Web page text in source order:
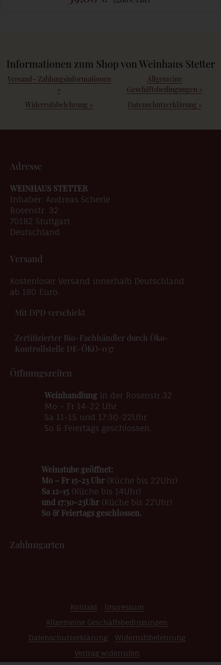
Informationen zum Shop von Weinhaus Stetter
Versand-/Zahlungsinformationen
»
Allgemeine
Geschäftsbedingungen »
Widerrufsbelehrung » Datenschutzerklärung »
Adresse
WEINHAUS STETTER
Inhaber: Andreas Scherle
Rosenstr. 32
70182 Stuttgart
Deutschland
Versand
Kostenloser Versand innerhalb Deutschland
ab 180 Euro.
Mit DPD verschickt
Zertifizierter Bio-Fachhändler durch Öko-
Kontrollstelle DE-ÖKO-037
Öffnungszeiten
Weinhandlungin der Rosenstr.32
Mo – Fr 14-22 Uhr
Sa 11-15 und 17:30-22Uhr
So & Feiertags geschlossen.
Weinstube geöffnet:
Mo – Fr 15-23 Uhr(Küche bis 22Uhr)
Sa 12-15(Küche bis 14Uhr)
und 17:30-23Uhr(Küche bis 22Uhr)
So & Feiertags geschlossen.
Zahlungarten
Kontakt
Impressum
Allgemeine Geschäftsbedingungen
Datenschutzerklärung
Widerrufsbelehrung
Vertrag widerrufen